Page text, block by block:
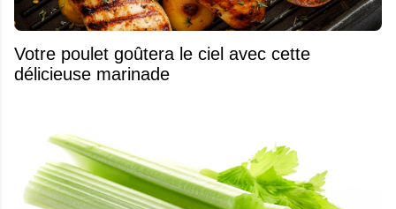
Votre poulet goûtera le ciel avec cette
délicieuse marinade